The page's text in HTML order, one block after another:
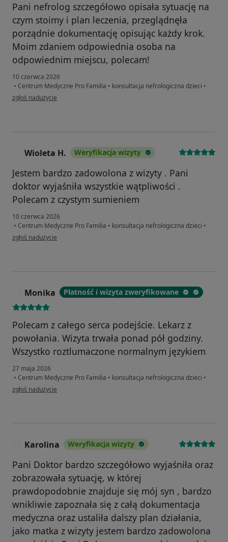
Pani nefrolog szczegółowo opisała sytuację na
czym stoimy i plan leczenia, przeglądnęła
porządnie dokumentację opisując każdy krok.
Moim zdaniem odpowiednia osoba na
odpowiednim miejscu, polecam!
10 czerwca 2026
• Centrum Medyczne Pro Familia • konsultacja nefrologiczna dzieci •
w opinii użytkownika Gabrysia
zgłoś nadużycie
Wioleta H. Weryfikacja wizyty
Jestem bardzo zadowolona z wizyty . Pani
doktor wyjaśniła wszystkie wątpliwości .
Polecam z czystym sumieniem
10 czerwca 2026
• Centrum Medyczne Pro Familia • konsultacja nefrologiczna dzieci •
w opinii użytkownika Wioleta H.
zgłoś nadużycie
Monika Płatność i wizyta zweryfikowane
Polecam z całego serca podejście. Lekarz z
powołania. Wizyta trwała ponad pół godziny.
Wszystko roztlumaczone normalnym językiem
27 maja 2026
• Centrum Medyczne Pro Familia • konsultacja nefrologiczna dzieci •
w opinii użytkownika Monika
zgłoś nadużycie
Karolina Weryfikacja wizyty
Pani Doktor bardzo szczegółowo wyjaśniła oraz
zobrazowała sytuację, w której
prawdopodobnie znajduje się mój syn , bardzo
wnikliwie zapoznała się z całą dokumentacja
medyczna oraz ustaliła dalszy plan działania,
jako matka z wizyty jestem bardzo zadowolona